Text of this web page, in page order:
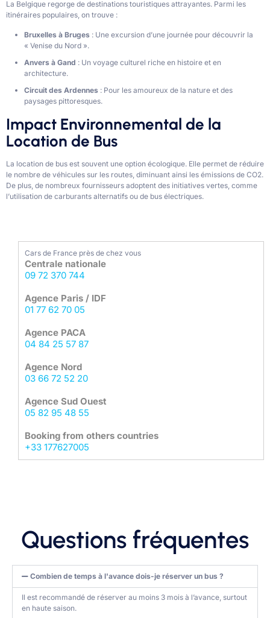
La Belgique regorge de destinations touristiques attrayantes. Parmi les
itinéraires populaires, on trouve :
Bruxelles à Bruges : Une excursion d’une journée pour découvrir la
« Venise du Nord ».
Anvers à Gand : Un voyage culturel riche en histoire et en
architecture.
Circuit des Ardennes : Pour les amoureux de la nature et des
paysages pittoresques.
Impact Environnemental de la
Location de Bus
La location de bus est souvent une option écologique. Elle permet de réduire
le nombre de véhicules sur les routes, diminuant ainsi les émissions de CO2.
De plus, de nombreux fournisseurs adoptent des initiatives vertes, comme
l’utilisation de carburants alternatifs ou de bus électriques.
Cars de France près de chez vous
Centrale nationale
09 72 370 744
Agence Paris / IDF
01 77 62 70 05
Agence PACA
04 84 25 57 87
Agence Nord
03 66 72 52 20
Agence Sud Ouest
05 82 95 48 55
Booking from others countries
+33 177627005
Questions fréquentes
Combien de temps à l'avance dois-je réserver un bus ?
Il est recommandé de réserver au moins 3 mois à l’avance, surtout
en haute saison.